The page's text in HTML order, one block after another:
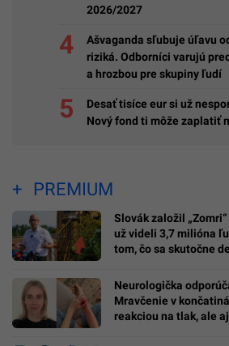
2026/2027
Ašvaganda sľubuje úľavu
riziká. Odborníci varujú
a hrozbou pre skupiny ľudí
Desať tisíce eur si už
Nový fond ti môže zaplatiť
PREMIUM
Slovák založil
už videli 3,7 milióna
tom, čo sa skutočne
Neurologička
Mravčenie v
reakciou na tlak, ale